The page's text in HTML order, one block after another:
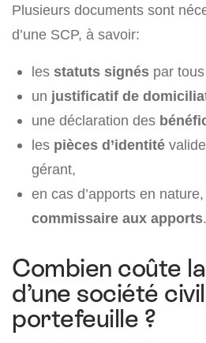
Plusieurs documents sont
d’une SCP, à savoir:
les statuts signés par
un justificatif de
une déclaration des
les pièces d’identité
gérant,
en cas d’apports en
commissaire aux apports.
Combien coûte
d’une société
portefeuille ?